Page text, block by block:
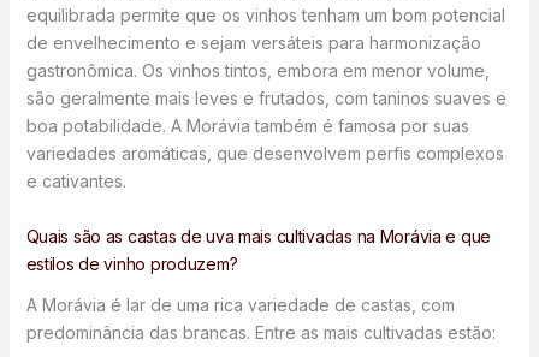
equilibrada permite que os vinhos tenham um bom potencial
de envelhecimento e sejam versáteis para harmonização
gastronômica. Os vinhos tintos, embora em menor volume,
são geralmente mais leves e frutados, com taninos suaves e
boa potabilidade. A Morávia também é famosa por suas
variedades aromáticas, que desenvolvem perfis complexos
e cativantes.
Quais são as castas de uva mais cultivadas na Morávia e que
estilos de vinho produzem?
A Morávia é lar de uma rica variedade de castas, com
predominância das brancas. Entre as mais cultivadas estão: